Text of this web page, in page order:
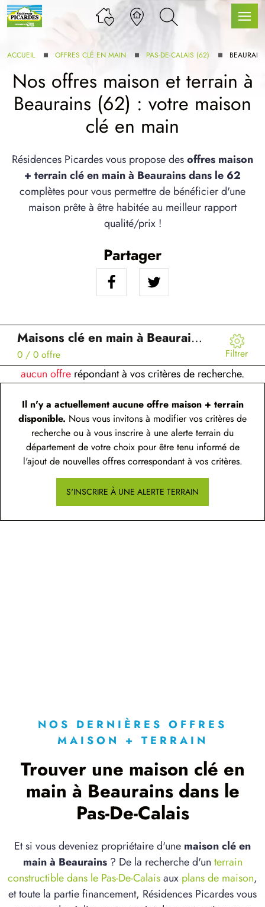
GAMME
SERVICE BDL EXTENSION
ACCUEIL OFFRES CLÉ EN MAIN PAS-DE-CALAIS (62)
Nos offres maison et terrain à
Beaurains (62) : votre maison
clé en main
Résidences Picardes vous propose desoffres maison
+ terrain clé en main à Beaurains dans le 62
complètes pour vous permettre de bénéficier d'une
maison prête à être habitée au meilleur rapport
qualité/prix !
Partager
Maisons clé en main à Beaurains (62)
0 / 0 offre Filtrer
aucun offre répondant à vos critères de recherche.
Il n'y a actuellement aucune offre maison + terrain
disponible. Nous vous invitons à modifier vos critères de
recherche ou à vous inscrire à une alerte terrain du
département de votre choix pour être tenu informé de
l'ajout de nouvelles offres correspondant à vos critères.
S'INSCRIRE À UNE ALERTE TERRAIN
NOS DERNIÈRES OFFRES
MAISON + TERRAIN
Trouver une maison clé en
main à Beaurains dans le
Pas-De-Calais
Et si vous deveniez propriétaire d'une maison clé en
main à Beaurains? De la recherche d'un terrain
constructible dans le Pas-De-Calaisaux plans de maison,
et toute la partie financement, Résidences Picardes vous